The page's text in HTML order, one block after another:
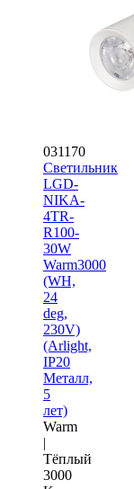
031170
Светильник
LGD-
NIKA-
4TR-
R100-
30W
Warm3000
(WH,
24
deg,
230V)
(Arlight,
IP20
Металл,
5
лет)
Warm
|
Тёплый
3000